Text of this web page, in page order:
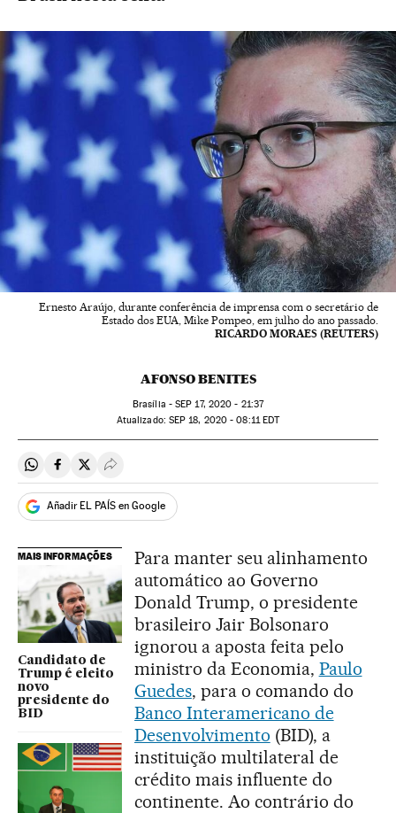
Ernesto Araújo, durante conferência de imprensa com o secretário de
Estado dos EUA, Mike Pompeo, em julho do ano passado.
RICARDO MORAES (REUTERS)
AFONSO BENITES
Brasília -SEP 17, 2020 - 21:37
atualizado: SEP 18, 2020 - 08:11EDT
Compartir en Whatsapp
Compartir en Facebook
Compartir en Twitter
Desplegar Redes Sociales
Añadir EL PAÍS en Google
MAIS INFORMAÇÕES
Candidato de
Trump é eleito
novo
presidente do
BID
Para manter seu alinhamento
automático ao Governo
Donald Trump, o presidente
brasileiro Jair Bolsonaro
ignorou a aposta feita pelo
ministro da Economia, Paulo
Guedes, para o comando do
Banco Interamericano de
Desenvolvimento (BID), a
instituição multilateral de
crédito mais influente do
continente. Ao contrário do